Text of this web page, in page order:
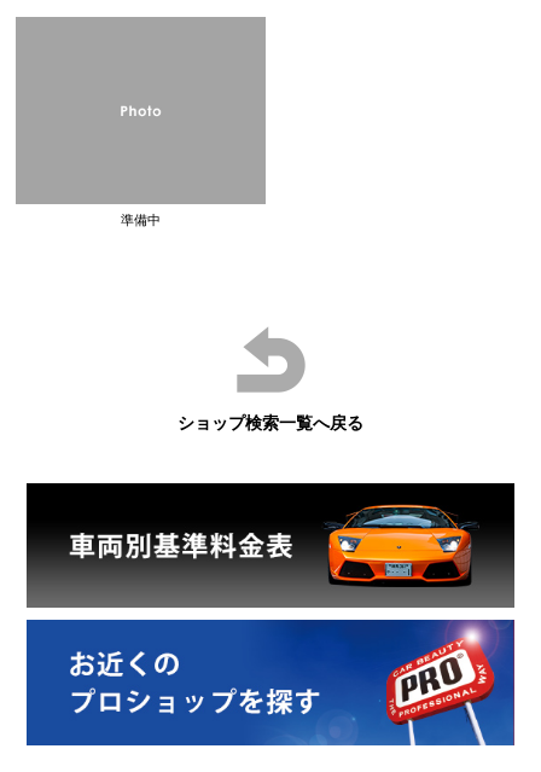
準備中
ショップ検索一覧へ戻る